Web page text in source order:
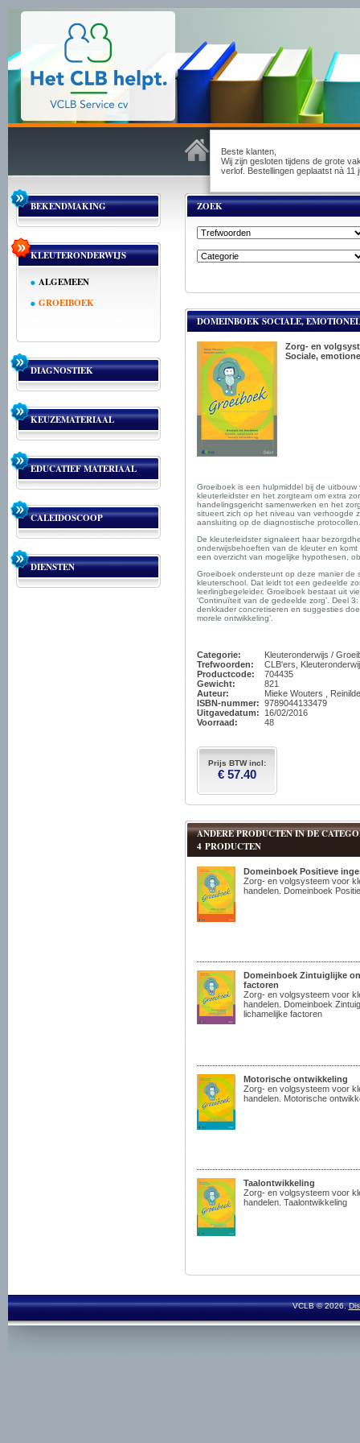
Beste klanten,
Wij zijn gesloten tijdens de grote
verlof. Bestellingen geplaatst nà
BEKENDMAKING
KLEUTERONDERWIJS
ALGEMEEN
GROEIBOEK
DIAGNOSTIEK
KEUZEMATERIAAL
EDUCATIEF MATERIAAL
CALEIDOSCOOP
DIENSTEN
ZOEK
DOMEINBOEK SOCIALE,
Zorg- en
Sociale,
Groeiboek is een hulpmiddel bij de
kleuterleidster en het zorgteam om extra
handelingsgericht samenwerken en het
situeert zich op het niveau van verhoogde
aansluiting op de diagnostische protocollen.
De kleuterleidster signaleert haar
onderwijsbehoeften van de kleuter en
een overzicht van mogelijke hypothesen,
Groeiboek ondersteunt op deze manier
kleuterschool. Dat leidt tot een gedeelde
leerlingbegeleider. Groeiboek bestaat uit
‘Continuïteit van de gedeelde zorg’. Deel
denkkader concretiseren en suggesties
morele ontwikkeling’.
Categorie:
Kleuteronderwijs /
Trefwoorden:
CLB'ers,
Productcode:
704435
Gewicht:
821
Auteur:
Mieke Wouters ,
ISBN-nummer: 9789044133479
Uitgavedatum: 16/02/2016
Voorraad:
48
Prijs BTW incl:
€ 57.40
ANDERE PRODUCTEN IN DE
4 PRODUCTEN
Domeinboek Positieve
Zorg- en volgsysteem voor
handelen. Domeinboek
Domeinboek Zintuiglijke
factoren
Zorg- en volgsysteem voor
handelen. Domeinboek
lichamelijke factoren
Motorische ontwikkeling
Zorg- en volgsysteem voor
handelen. Motorische
Taalontwikkeling
Zorg- en volgsysteem voor
handelen. Taalontwikkeling
VCLB © 2026.